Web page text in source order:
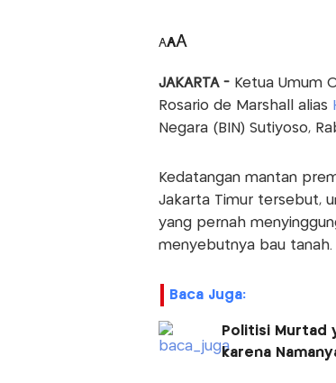
AAA
JAKARTA - Ketua Umum
Rosario de Marshall alias
Negara (BIN) Sutiyoso,
Kedatangan mantan
Jakarta Timur tersebut,
yang pernah
menyebutnya bau tanah.
Baca Juga:
Politisi Murtad
karena